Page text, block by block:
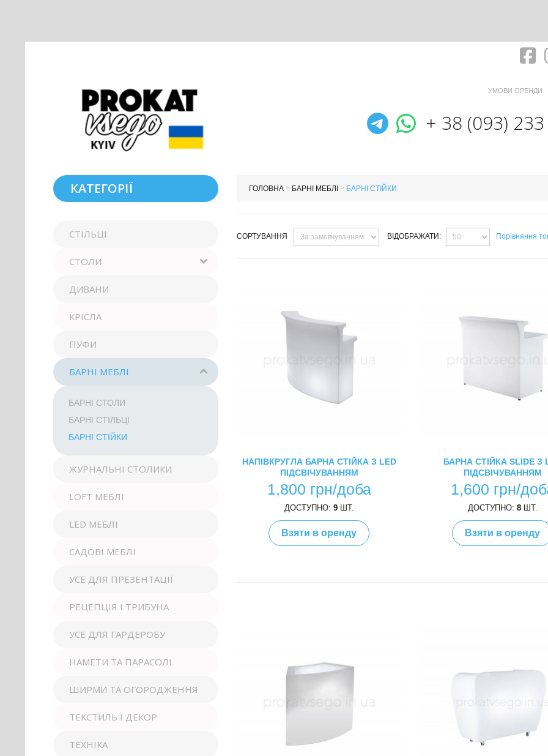
УМОВИ ОРЕНДИ
+ 38 (093)
Telegram
ГОЛОВНА > БАРНІ МЕБЛІ > БАРНІ СТІЙКИ
СОРТУВАННЯ ВІДОБРАЖАТИ: Порівняння
НАПІВКРУГЛА БАРНА СТІЙКА З LED
ПІДСВІЧУВАННЯМ
1,800 грн/доба
ДОСТУПНО: 9ШТ.
Взяти в оренду
БАРНА СТІЙКА SLIDE З
ПІДСВІЧУВАННЯМ
1,600 грн/
ДОСТУПНО: 8ШТ.
Взяти в оренду
КАТЕГОРІЇ
СТІЛЬЦІ
СТОЛИ
ДИВАНИ
КРІСЛА
ПУФИ
БАРНІ МЕБЛІ
БАРНІ СТОЛИ
БАРНІ СТІЛЬЦІ
БАРНІ СТІЙКИ
ЖУРНАЛЬНІ СТОЛИКИ
LOFT МЕБЛІ
LED МЕБЛІ
САДОВІ МЕБЛІ
УСЕ ДЛЯ ПРЕЗЕНТАЦІЇ
РЕЦЕПЦІЯ І ТРИБУНА
УСЕ ДЛЯ ГАРДЕРОБУ
НАМЕТИ ТА ПАРАСОЛІ
ШИРМИ ТА ОГОРОДЖЕННЯ
ТЕКСТИЛЬ І ДЕКОР
ТЕХНІКА